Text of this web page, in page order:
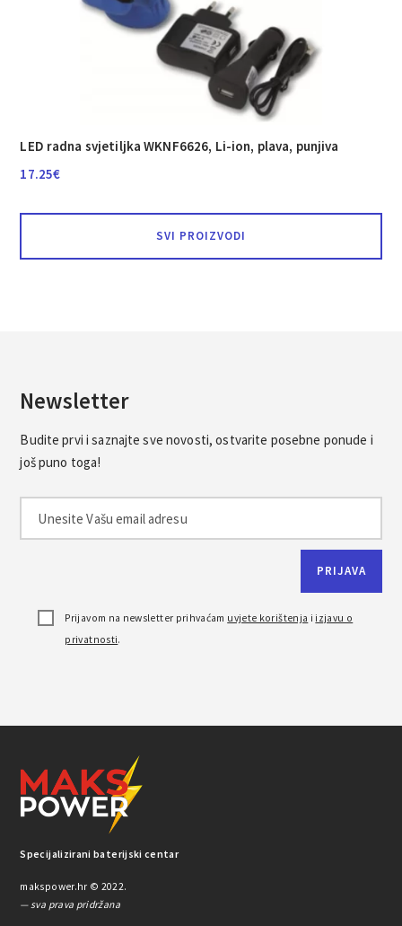
LED radna svjetiljka WKNF6626, Li-ion, plava, punjiva
17.25€
SVI PROIZVODI
Newsletter
Budite prvi i saznajte sve novosti, ostvarite posebne ponude i
još puno toga!
Prijavom na newsletter prihvaćam uvjete korištenja i izjavu o
privatnosti.
Specijalizirani baterijski centar
makspower.hr © 2022.
— sva prava pridržana